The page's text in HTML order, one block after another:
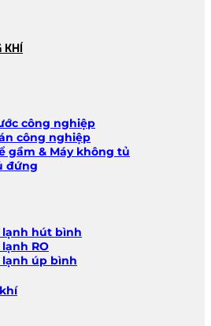
KHÍ
công nghiệp
công nghiệp
gầm & Máy không tủ
đứng
lạnh hút bình
RO
lạnh úp bình